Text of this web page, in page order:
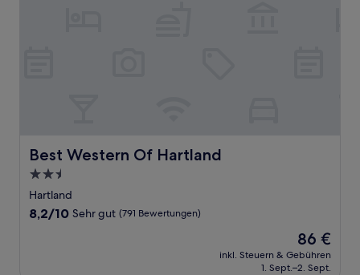
Best Western Of Hartland
Best Western Of Hartland
2.5-
Sterne-
Unterkunft
Hartland
8.2
8,2/10 Sehr gut (791 Bewertungen)
Der
Preis
beträgt
86 €
inkl. Steuern & Gebühren
1. Sept.–2. Sept.